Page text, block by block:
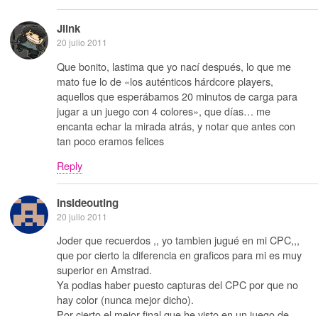
Jlink
20 julio 2011
Que bonito, lastima que yo nací después, lo que me
mato fue lo de «los auténticos hárdcore players,
aquellos que esperábamos 20 minutos de carga para
jugar a un juego con 4 colores», que días… me
encanta echar la mirada atrás, y notar que antes con
tan poco eramos felices
Reply
Insideouting
20 julio 2011
Joder que recuerdos ,, yo tambien jugué en mi CPC,,,
que por cierto la diferencia en graficos para mi es muy
superior en Amstrad.
Ya podias haber puesto capturas del CPC por que no
hay color (nunca mejor dicho).